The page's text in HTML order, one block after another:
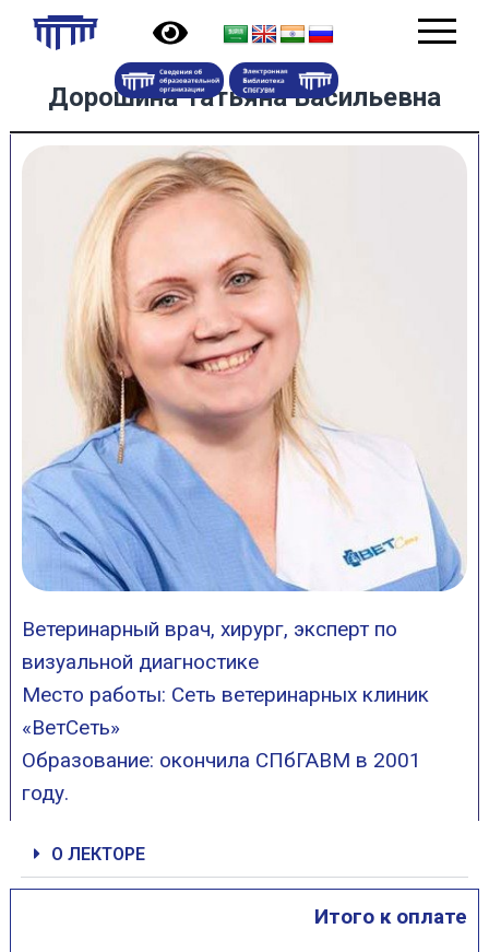
Дорошина Татьяна Васильевна
Ветеринарный врач, хирург, эксперт по
визуальной диагностике
Место работы: Сеть ветеринарных клиник
«ВетСеть»
Образование: окончила СПбГАВМ в 2001
году.
О ЛЕКТОРЕ
Итого к оплате